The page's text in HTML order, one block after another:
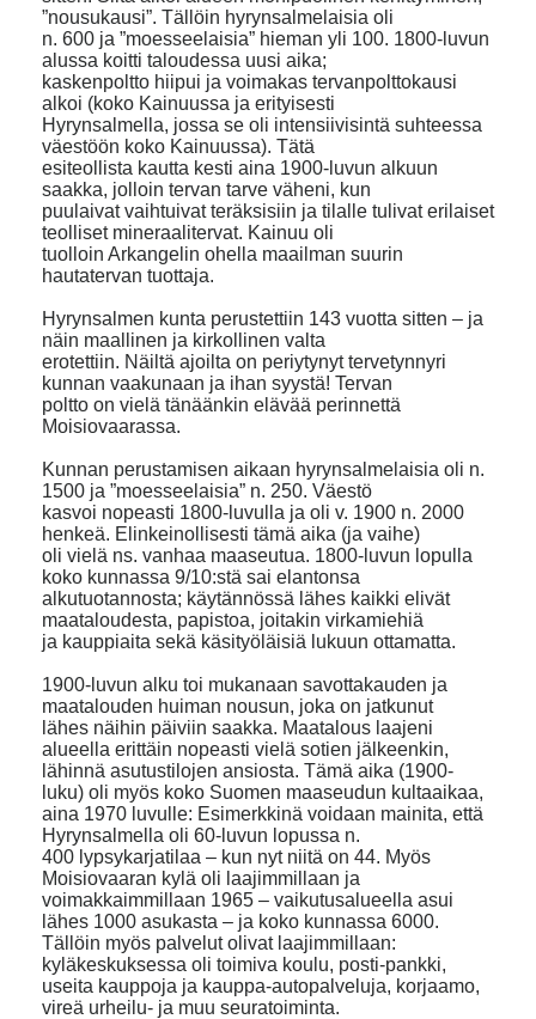
”nousukausi”. Tällöin hyrynsalmelaisia oli
n. 600 ja ”moesseelaisia” hieman yli 100. 1800-luvun
alussa koitti taloudessa uusi aika;
kaskenpoltto hiipui ja voimakas tervanpolttokausi
alkoi (koko Kainuussa ja erityisesti
Hyrynsalmella, jossa se oli intensiivisintä suhteessa
väestöön koko Kainuussa). Tätä
esiteollista kautta kesti aina 1900-luvun alkuun
saakka, jolloin tervan tarve väheni, kun
puulaivat vaihtuivat teräksisiin ja tilalle tulivat erilaiset
teolliset mineraalitervat. Kainuu oli
tuolloin Arkangelin ohella maailman suurin
hautatervan tuottaja.
Hyrynsalmen kunta perustettiin 143 vuotta sitten – ja
näin maallinen ja kirkollinen valta
erotettiin. Näiltä ajoilta on periytynyt tervetynnyri
kunnan vaakunaan ja ihan syystä! Tervan
poltto on vielä tänäänkin elävää perinnettä
Moisiovaarassa.
Kunnan perustamisen aikaan hyrynsalmelaisia oli n.
1500 ja ”moesseelaisia” n. 250. Väestö
kasvoi nopeasti 1800-luvulla ja oli v. 1900 n. 2000
henkeä. Elinkeinollisesti tämä aika (ja vaihe)
oli vielä ns. vanhaa maaseutua. 1800-luvun lopulla
koko kunnassa 9/10:stä sai elantonsa
alkutuotannosta; käytännössä lähes kaikki elivät
maataloudesta, papistoa, joitakin virkamiehiä
ja kauppiaita sekä käsityöläisiä lukuun ottamatta.
1900-luvun alku toi mukanaan savottakauden ja
maatalouden huiman nousun, joka on jatkunut
lähes näihin päiviin saakka. Maatalous laajeni
alueella erittäin nopeasti vielä sotien jälkeenkin,
lähinnä asutustilojen ansiosta. Tämä aika (1900-
luku) oli myös koko Suomen maaseudun kultaaikaa,
aina 1970 luvulle: Esimerkkinä voidaan mainita, että
Hyrynsalmella oli 60-luvun lopussa n.
400 lypsykarjatilaa – kun nyt niitä on 44. Myös
Moisiovaaran kylä oli laajimmillaan ja
voimakkaimmillaan 1965 – vaikutusalueella asui
lähes 1000 asukasta – ja koko kunnassa 6000.
Tällöin myös palvelut olivat laajimmillaan:
kyläkeskuksessa oli toimiva koulu, posti-pankki,
useita kauppoja ja kauppa-autopalveluja, korjaamo,
vireä urheilu- ja muu seuratoiminta.